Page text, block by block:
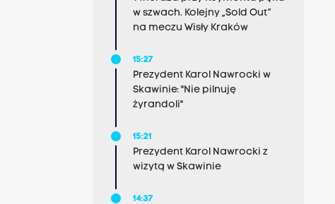
w szwach. Kolejny „Sold Out”
na meczu Wisły Kraków
15:27
Prezydent Karol Nawrocki w
Skawinie: "Nie pilnuję
żyrandoli"
15:21
Prezydent Karol Nawrocki z
wizytą w Skawinie
14:37